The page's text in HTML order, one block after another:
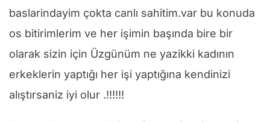
baslarindayim çokta canlı sahitim.var bu konuda
os bitirimlerim ve her işimin başında bire bir
olarak sizin için Üzgünüm ne yazikki kadının
erkeklerin yaptığı her işi yaptığına kendinizi
alıştırsaniz iyi olur .!!!!!!